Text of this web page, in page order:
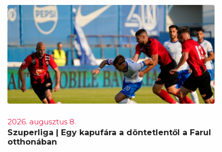
2026. augusztus 8.
Szuperliga | Egy kapufára a döntetlentől a Farul
otthonában